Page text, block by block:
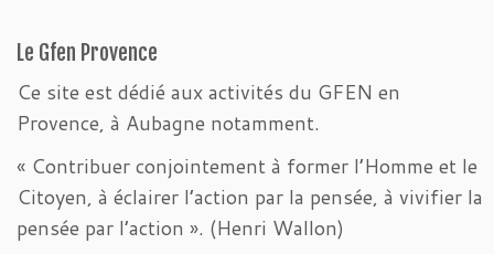
Le Gfen Provence
Ce site est dédié aux activités du GFEN en
Provence, à Aubagne notamment.
« Contribuer conjointement à former l’Homme et le
Citoyen, à éclairer l’action par la pensée, à vivifier la
pensée par l’action ». (Henri Wallon)